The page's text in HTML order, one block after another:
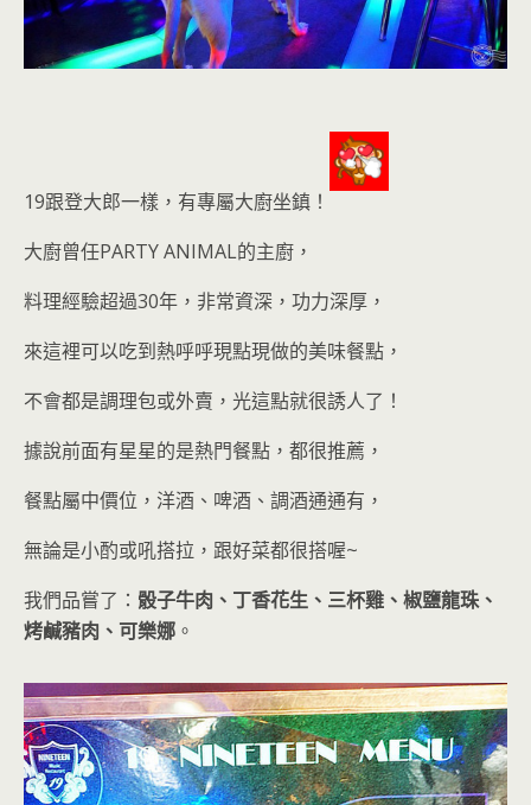
19跟登大郎一樣， 有專屬大廚坐鎮 ！
大廚曾任PARTY ANIMAL的主廚，
料理經驗超過30年，非常資深，功力深厚，
來這裡可以吃到熱呼呼現點現做的美味餐點，
不會都是調理包或外賣 ，光這點就很誘人了！
據說前面有星星的是熱門餐點，都很推薦，
餐點屬中價位，洋酒、啤酒、調酒通通有，
無論是小酌或吼搭拉，跟好菜都很搭喔~
我們品嘗了： 骰子牛肉、丁香花生、三杯雞、椒鹽龍珠、
烤鹹豬肉、可樂娜 。